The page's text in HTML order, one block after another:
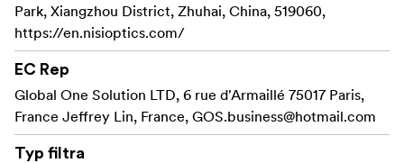
Park, Xiangzhou District, Zhuhai, China, 519060,
https://en.nisioptics.com/
EC Rep
Global One Solution LTD, 6 rue d'Armaillé 75017 Paris,
France Jeffrey Lin, France, GOS.business@hotmail.com
Typ filtra